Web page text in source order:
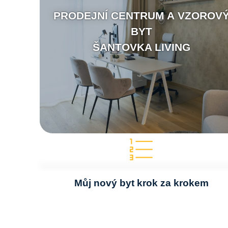
PRODEJNÍ CENTRUM A
BYT
ŠANTOVKA LIVING
Můj nový byt krok za krokem